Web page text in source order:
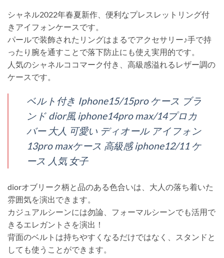
シャネル2022年春夏新作、便利なプレスレットリング付
きアイフォンケースです。
パールで装飾されたリングはまるでアクセサリー♪手で持
ったり腕を通すことで落下防止にも使え実用的です。
人気のシャネルココマーク付き、高級感溢れるレザー調の
ケースです。
ベルト付き Iphone15/15pro ケース ブラ
ンド dior風 iphone14pro max/14プロカ
バー 大人 可愛い ディオール アイフォン
13pro maxケース 高級感 iphone12/11 ケ
ース 人気 女子
diorオブリーク柄と品のある色合いは、大人の落ち着いた
雰囲気を演出できます。
カジュアルシーンには勿論、フォーマルシーンでも活用で
きるエレガントさを演出！
背面のベルトは持ちやすくなるだけではなく、スタンドと
しても使うことができます。